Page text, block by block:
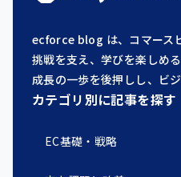
ecforce blog は、コマース
挑戦を支え、学びを楽しめる
成長の一歩を後押しし、ビ
カテゴリ別に記事を探す
EC基礎・戦略